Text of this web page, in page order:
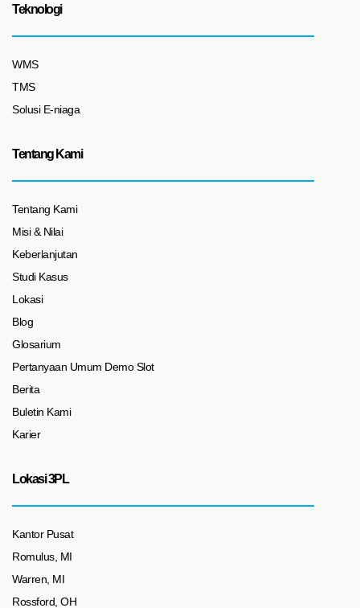
Teknologi
WMS
TMS
Solusi E-niaga
Tentang Kami
Tentang Kami
Misi & Nilai
Keberlanjutan
Studi Kasus
Lokasi
Blog
Glosarium
Pertanyaan Umum Demo Slot
Berita
Buletin Kami
Karier
Lokasi 3PL
Kantor Pusat
Romulus, MI
Warren, MI
Rossford, OH